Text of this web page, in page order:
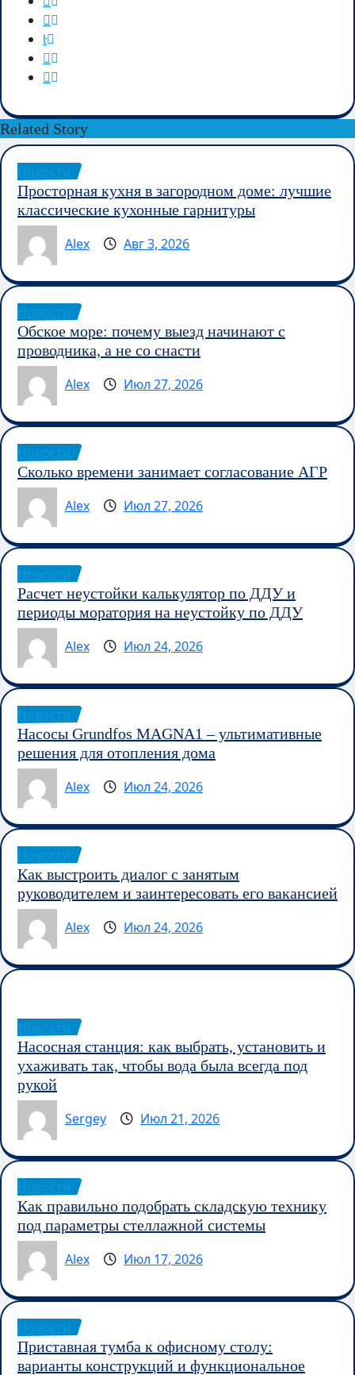
Related Story
Просторная кухня в загородном доме: лучшие
классические кухонные гарнитуры
Alex
Авг 3, 2026
Обское море: почему выезд начинают с
проводника, а не со снасти
Alex
Июл 27, 2026
Сколько времени занимает согласование АГР
Alex
Июл 27, 2026
Расчет неустойки калькулятор по ДДУ и
периоды моратория на неустойку по ДДУ
Alex
Июл 24, 2026
Насосы Grundfos MAGNA1 – ультимативные
решения для отопления дома
Alex
Июл 24, 2026
Как выстроить диалог с занятым
руководителем и заинтересовать его вакансией
Alex
Июл 24, 2026
Насосная станция: как выбрать, установить и
ухаживать так, чтобы вода была всегда под
рукой
Sergey
Июл 21, 2026
Как правильно подобрать складскую технику
под параметры стеллажной системы
Alex
Июл 17, 2026
Приставная тумба к офисному столу:
варианты конструкций и функциональное